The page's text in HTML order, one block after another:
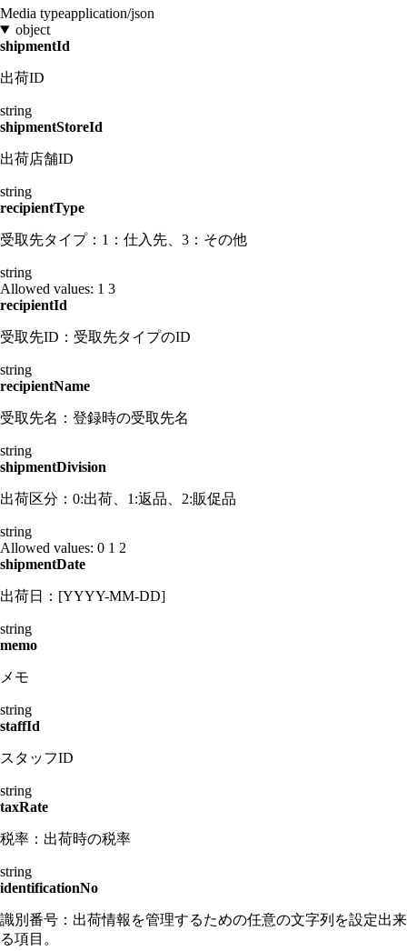
Media typeapplication/json
object
shipmentId
出荷ID
string
shipmentStoreId
出荷店舗ID
string
recipientType
受取先タイプ：1：仕入先、3：その他
string
Allowed values: 1 3
recipientId
受取先ID：受取先タイプのID
string
recipientName
受取先名：登録時の受取先名
string
shipmentDivision
出荷区分：0:出荷、1:返品、2:販促品
string
Allowed values: 0 1 2
shipmentDate
出荷日：[YYYY-MM-DD]
string
memo
メモ
string
staffId
スタッフID
string
taxRate
税率：出荷時の税率
string
identificationNo
識別番号：出荷情報を管理するための任意の文字列を設定出来
る項目。